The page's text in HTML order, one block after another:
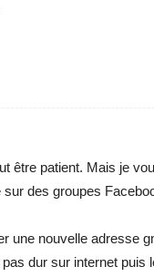
être patient. Mais je
sur des groupes
une nouvelle adresse
pas dur sur internet